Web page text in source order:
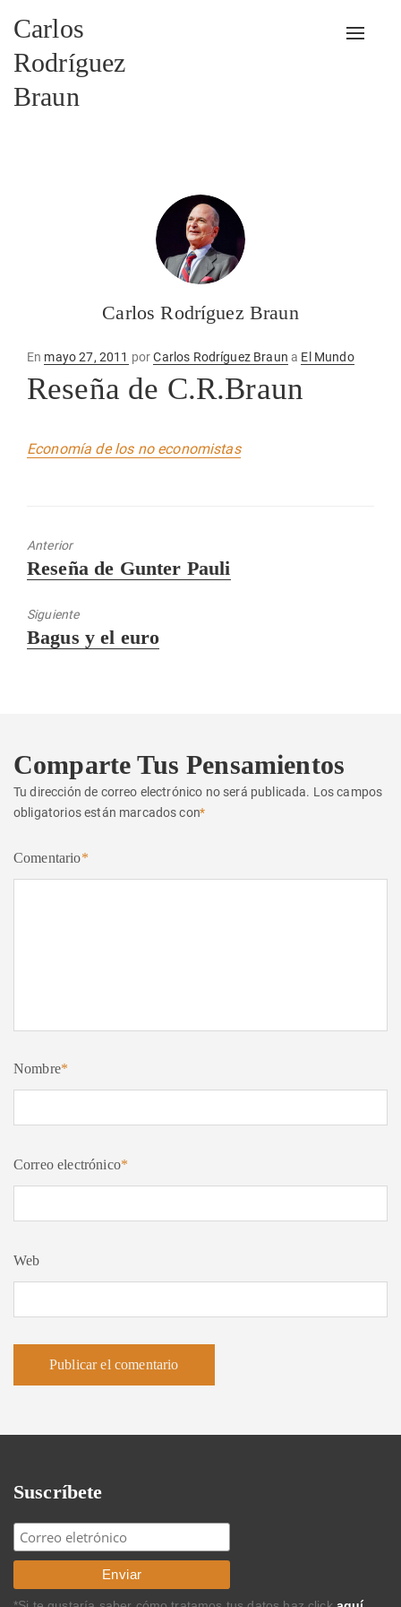
Carlos
Rodríguez
Braun
Carlos Rodríguez Braun
En Publicado
mayo 27, 2011 porCarlos Rodríguez Braun a El Mundo
Reseña de C.R.Braun
Economía de los no economistas
Anterior
Entrada
Reseña de Gunter Pauli
Siguiente
Entrada
Bagus y el euro
Comparte Tus Pensamientos
Tu dirección de correo electrónico no será publicada. Los campos
obligatorios están marcados con*
Comentario*
Nombre*
Correo electrónico*
Web
Suscríbete